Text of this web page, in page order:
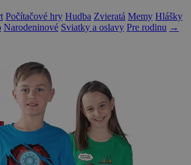
Počítačové hry Hudba Zvieratá Memy Hlášky
Narodeninové Sviatky a oslavy Pre rodinu →